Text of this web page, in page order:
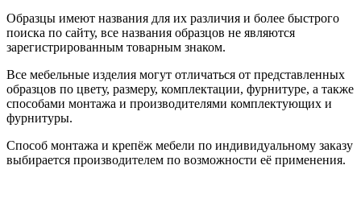
Образцы имеют названия для их различия и более быстрого
поиска по сайту, все названия образцов не являются
зарегистрированным товарным знаком.
Все мебельные изделия могут отличаться от представленных
образцов по цвету, размеру, комплектации, фурнитуре, а также
способами монтажа и производителями комплектующих и
фурнитуры.
Способ монтажа и крепёж мебели по индивидуальному заказу
выбирается производителем по возможности её применения.